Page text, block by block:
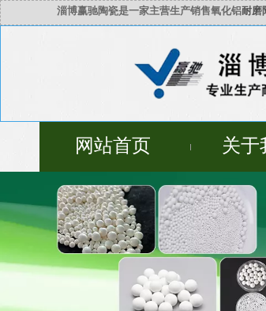
淄博赢驰陶瓷是一家主营生产销售氧化铝耐磨
网站首页 关于